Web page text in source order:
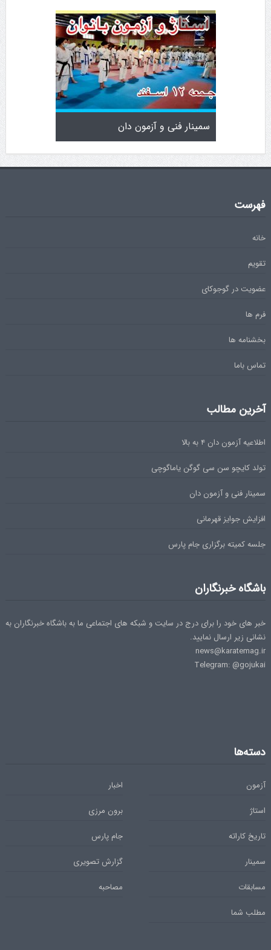
سمینار فنی و آزمون دان
فهرست
خانه
تقویم
عضویت در گوجوکای
فرم ها
بخشنامه ها
تماس باما
آخرین مطالب
اطلاعیه آزمون دان ۴ به بالا
تولد کایچو سن سی گوگن یاماگوچی
سمینار فنی و آزمون دان
افزایش جوایز قهرمانی
جلسه کمیته برگزاری جام پارس
باشگاه خبرنگاران
خبر های خود را برای درج در سایت و شبکه های اجتماعی ما به باشگاه خبرنگاران به
نشانی زیر ارسال نمایید.
news@karatemag.ir
Telegram: @gojukai
دسته‌ها
آزمون
اخبار
استاژ
برون مرزی
تاریخ کاراته
جام پارس
سمینار
گزارش تصویری
مسابقات
مصاحبه
مطلب شما